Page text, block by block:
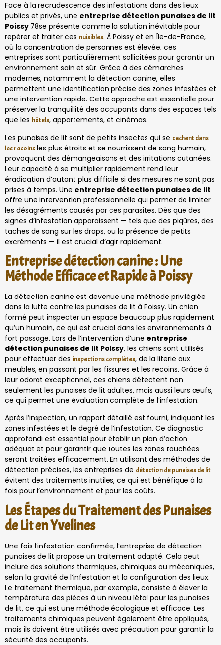
Face à la recrudescence des infestations dans des lieux
publics et privés, une entreprise détection punaises de lit
Poissy 78se présente comme la solution inévitable pour
repérer et traiter ces nuisibles. À Poissy et en Île-de-France,
où la concentration de personnes est élevée, ces
entreprises sont particulièrement sollicitées pour garantir un
environnement sain et sûr. Grâce à des démarches
modernes, notamment la détection canine, elles
permettent une identification précise des zones infestées et
une intervention rapide. Cette approche est essentielle pour
préserver la tranquillité des occupants dans des espaces tels
que les hôtels, appartements, et cinémas.
Les punaises de lit sont de petits insectes qui se cachent dans
les recoins les plus étroits et se nourrissent de sang humain,
provoquant des démangeaisons et des irritations cutanées.
Leur capacité à se multiplier rapidement rend leur
éradication d’autant plus difficile si des mesures ne sont pas
prises à temps. Une entreprise détection punaises de lit
offre une intervention professionnelle qui permet de limiter
les désagréments causés par ces parasites. Dès que des
signes d’infestation apparaissent — tels que des piqûres, des
taches de sang sur les draps, ou la présence de petits
excréments — il est crucial d’agir rapidement.
Entreprise détection canine : Une
Méthode Efficace et Rapide à Poissy
La détection canine est devenue une méthode privilégiée
dans la lutte contre les punaises de lit à Poissy. Un chien
formé peut inspecter un espace beaucoup plus rapidement
qu’un humain, ce qui est crucial dans les environnements à
fort passage. Lors de l’intervention d’une entreprise
détection punaises de lit Poissy, les chiens sont utilisés
pour effectuer des inspections complètes, de la literie aux
meubles, en passant par les fissures et les recoins. Grâce à
leur odorat exceptionnel, ces chiens détectent non
seulement les punaises de lit adultes, mais aussi leurs œufs,
ce qui permet une évaluation complète de l’infestation.
Après l’inspection, un rapport détaillé est fourni, indiquant les
zones infestées et le degré de l’infestation. Ce diagnostic
approfondi est essentiel pour établir un plan d’action
adéquat et pour garantir que toutes les zones touchées
seront traitées efficacement. En utilisant des méthodes de
détection précises, les entreprises de détection de punaises de lit
évitent des traitements inutiles, ce qui est bénéfique à la
fois pour l’environnement et pour les coûts.
Les Étapes du Traitement des Punaises
de Lit en Yvelines
Une fois l’infestation confirmée, l’entreprise de détection
punaises de lit propose un traitement adapté. Cela peut
inclure des solutions thermiques, chimiques ou mécaniques,
selon la gravité de l’infestation et la configuration des lieux.
Le traitement thermique, par exemple, consiste à élever la
température des pièces à un niveau létal pour les punaises
de lit, ce qui est une méthode écologique et efficace. Les
traitements chimiques peuvent également être appliqués,
mais ils doivent être utilisés avec précaution pour garantir la
sécurité des occupants.